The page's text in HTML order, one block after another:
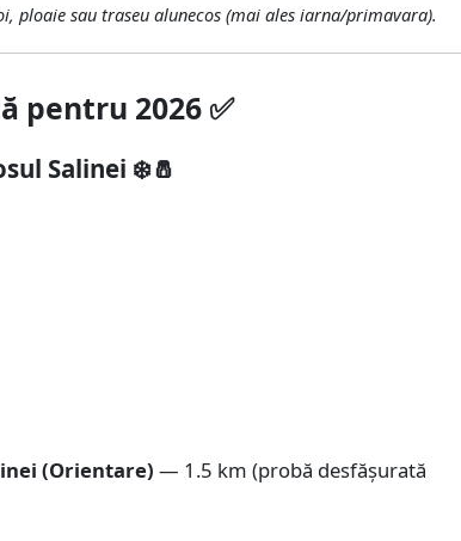
ploaie sau traseu alunecos (mai ales iarna/primavara).
pentru 2026 ✅
Salinei ❄️🧂
(Orientare) — 1.5 km (probă desfășurată